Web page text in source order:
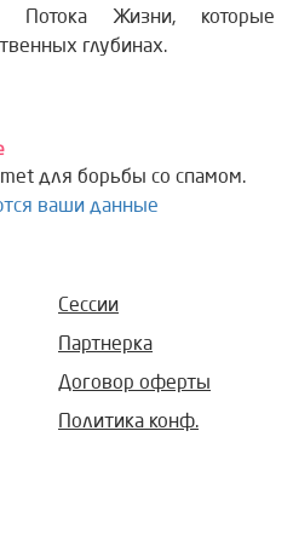
Потока Жизни, которые
глубинах.
для борьбы со спамом.
ваши данные
Сессии
Партнерка
Договор оферты
Политика конф.